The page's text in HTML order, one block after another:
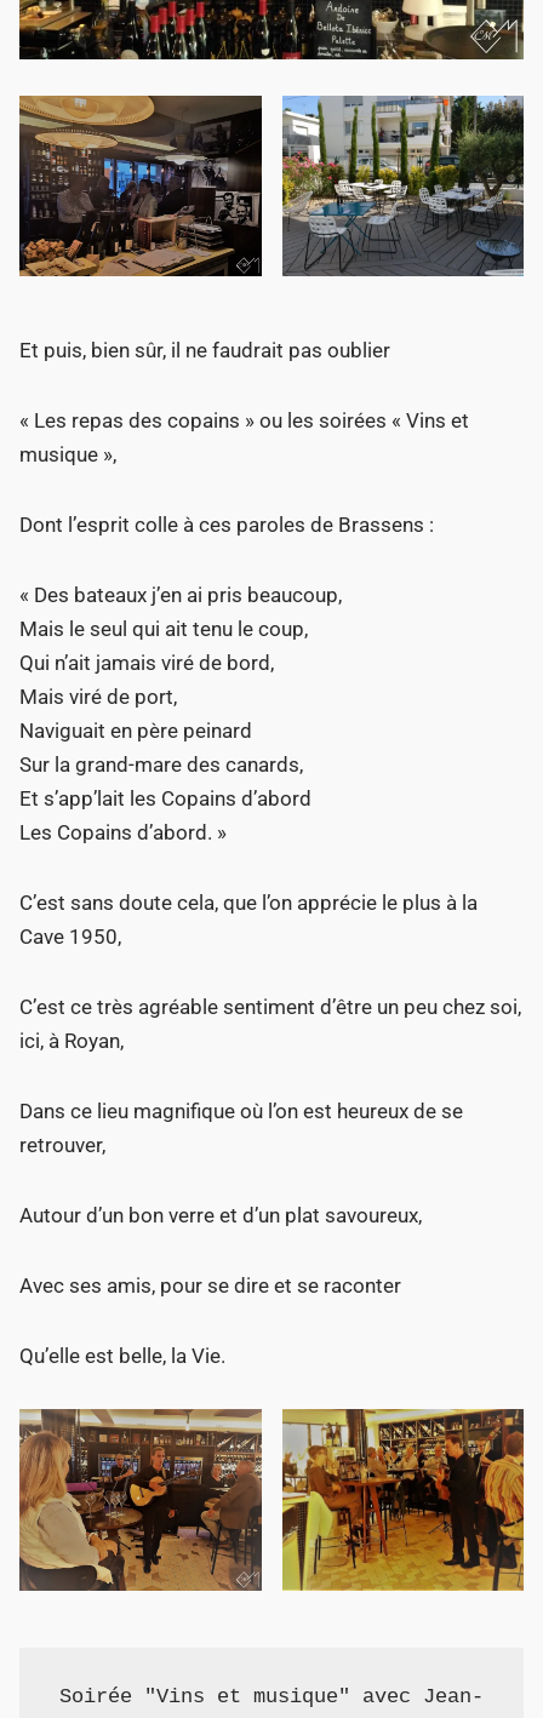
Et puis, bien sûr, il ne faudrait pas oublier
« Les repas des copains » ou les soirées « Vins et
musique »,
Dont l’esprit colle à ces paroles de Brassens :
« Des bateaux j’en ai pris beaucoup,
Mais le seul qui ait tenu le coup,
Qui n’ait jamais viré de bord,
Mais viré de port,
Naviguait en père peinard
Sur la grand-mare des canards,
Et s’app’lait les Copains d’abord
Les Copains d’abord. »
C’est sans doute cela, que l’on apprécie le plus à la
Cave 1950,
C’est ce très agréable sentiment d’être un peu chez soi,
ici, à Royan,
Dans ce lieu magnifique où l’on est heureux de se
retrouver,
Autour d’un bon verre et d’un plat savoureux,
Avec ses amis, pour se dire et se raconter
Qu’elle est belle, la Vie.
Soirée "Vins et musique" avec Jean-